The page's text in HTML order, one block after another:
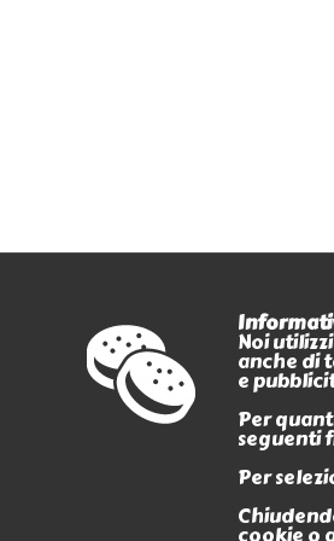
Noi
anche di
e
Per
seguenti
Per